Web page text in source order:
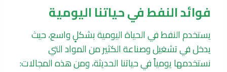
فوائد النفط في حياتنا اليومية
يستخدم النفط في الحياة اليومية بشكلٍ واسع، حيث
يدخل في تشغيل وصناعة الكثير من المواد التي
نستخدمها يومياً في حياتنا الحديثة، ومن هذه المجالات: